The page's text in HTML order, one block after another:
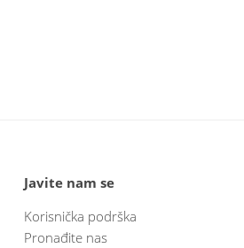
Javite nam se
Korisnička podrška
Pronađite nas